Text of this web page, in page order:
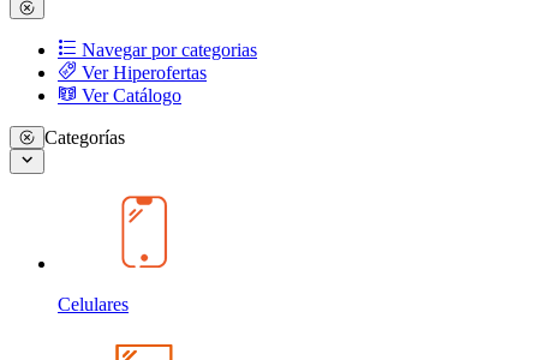
Navegar por categorias
Ver Hiperofertas
Ver Catálogo
Categorías
Celulares